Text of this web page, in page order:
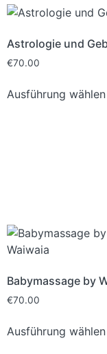
Astrologie und
€70.00
Ausführung wählen
Babymassage by
€70.00
Ausführung wählen